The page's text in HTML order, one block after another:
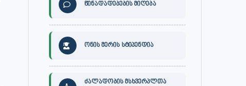
წინადადებების მიღება
ონის მერის სტიპენდია
ძალადობის მსხვერპლთა